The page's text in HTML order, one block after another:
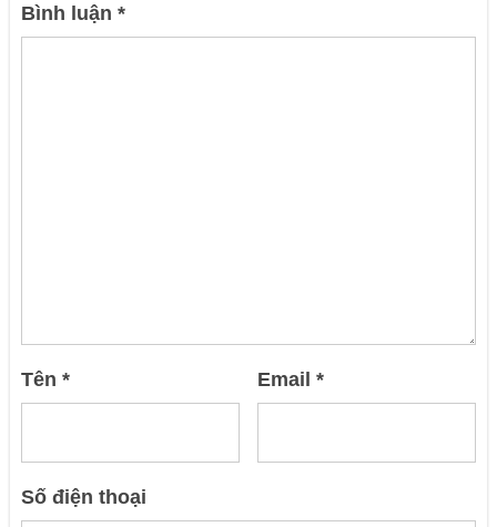
Bình luận*
Tên* Email*
Số điện thoại